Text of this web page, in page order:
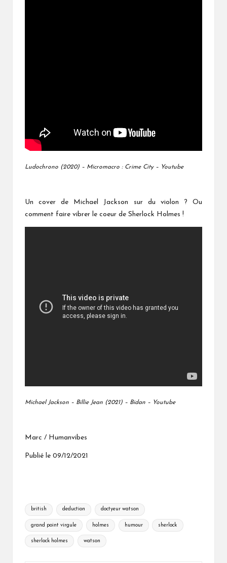
Ludochrono (2020) – Micromacro : Crime City – Youtube
Un cover de Michael Jackson sur du violon ? Ou
comment faire vibrer le coeur de Sherlock Holmes !
Michael Jackson – Billie Jean (2021) – Bidan – Youtube
Marc / Humanvibes
Publié le 09/12/2021
Tags:
british deduction doctyeur watson
grand point virgule holmes humour sherlock
sherlock holmes watson